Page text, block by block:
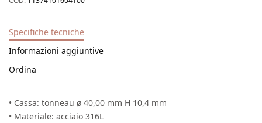
Specifiche tecniche
Informazioni aggiuntive
Ordina
• Cassa: tonneau ø 40,00 mm H 10,4 mm
• Materiale: acciaio 316L